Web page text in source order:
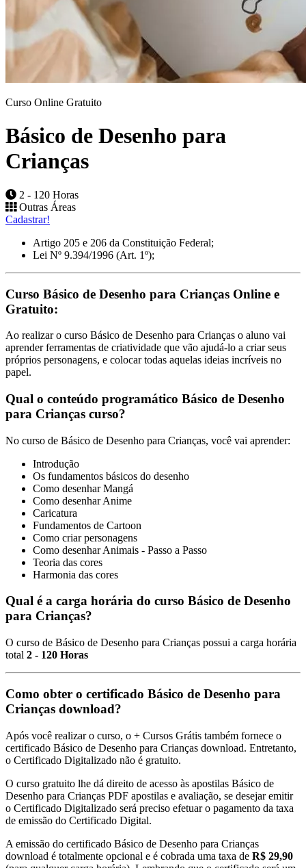
Curso Online Gratuito
Básico de Desenho para
Crianças
2 - 120 Horas
Outras Áreas
Cadastrar!
Artigo 205 e 206 da Constituição Federal;
Lei Nº 9.394/1996 (Art. 1º);
Curso Básico de Desenho para Crianças Online e
Gratuito:
Ao realizar o curso Básico de Desenho para Crianças o aluno vai
aprender ferramentas de criatividade que vão ajudá-lo a criar seus
próprios personagens, e colocar todas aquelas ideias incríveis no
papel.
Qual o conteúdo programático Básico de Desenho
para Crianças curso?
No curso de Básico de Desenho para Crianças, você vai aprender:
Introdução
Os fundamentos básicos do desenho
Como desenhar Mangá
Como desenhar Anime
Caricatura
Fundamentos de Cartoon
Como criar personagens
Como desenhar Animais - Passo a Passo
Teoria das cores
Harmonia das cores
Qual é a carga horária do curso Básico de Desenho
para Crianças?
O curso de Básico de Desenho para Crianças possui a carga horária
total 2 - 120 Horas
Como obter o certificado Básico de Desenho para
Crianças download?
Após você realizar o curso, o + Cursos Grátis também fornece o
certificado Básico de Desenho para Crianças download. Entretanto,
o Certificado Digitalizado não é gratuito.
O curso gratuito lhe dá direito de acesso às apostilas Básico de
Desenho para Crianças PDF apostilas e avaliação, se desejar emitir
o Certificado Digitalizado será preciso efetuar o pagamento da taxa
de emissão do Certificado Digital.
A emissão do certificado Básico de Desenho para Crianças
download é totalmente opcional e é cobrada uma taxa de R$ 29,90